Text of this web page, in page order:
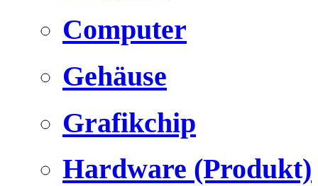
Computer
Gehäuse
Grafikchip
Hardware (Produkt)